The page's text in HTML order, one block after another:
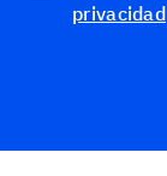
privacidad